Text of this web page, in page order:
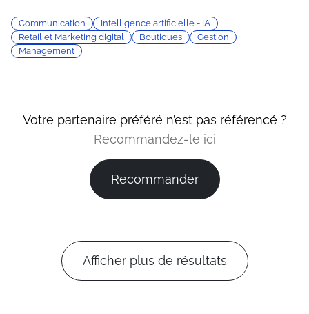
Communication
Intelligence artificielle - IA
Retail et Marketing digital
Boutiques
Gestion
Management
Votre partenaire préféré n’est pas référencé ?
Recommandez-le ici
Recommander
Afficher plus de résultats